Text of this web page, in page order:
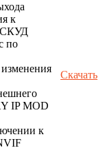
к
СКУД
по
IP MOD
к
Скачать